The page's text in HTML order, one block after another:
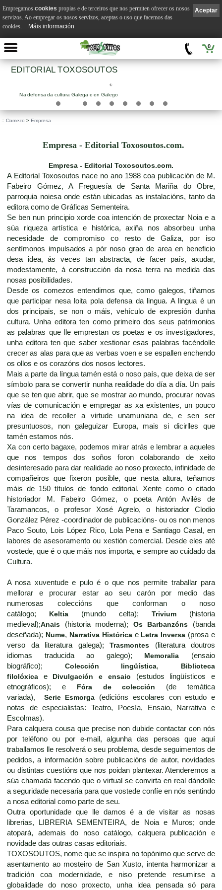
0
EDITORIAL TOXOSOUTOS
Na defensa da cultura Galega e en Galego
:: Comezo > Empresa
Empresa - Editorial Toxosoutos.com.
Empresa - Editorial Toxosoutos.com.
A Editorial Toxosoutos nace no ano 1988 coa publicación de M.
Fabeiro Gómez, A Freguesía de Santa Mariña do Obre,
parroquia noiesa onde están ubicadas as instalacións, tanto da
editora como de Gráficas Sementeira.
Se ben nun principio xorde coa intención de proxectar Noia e a
súa riqueza artística e histórica, axiña nos absorbeu unha
necesidade de compromiso co resto de Galiza, por iso
sentímonos impulsados a pór noso grao de area en beneficio
desa idea, ás veces tan abstracta, de facer país, axudar,
modestamente, á construcción da nosa terra na medida das
nosas posibilidades.
Desde os comezos entendimos que, como galegos, tiñamos
que participar nesa loita pola defensa da lingua. A lingua é un
dos principais, se non o máis, vehículo de expresión dunha
cultura. Unha editora ten como primeiro dos seus patrimonios
as palabras que lle emprestan os poetas e os investigadores,
unha editora ten que saber xestionar esas palabras facéndolle
crecer as alas para que as verbas voen e se espallen enchendo
os ollos e os corazóns dos nosos lectores.
Mais a parte da língua tamén está o noso país, que deixa de ser
símbolo para se convertir nunha realidade do día a día. Un país
que se ten que abrir, que se mostrar ao mundo, procurar novas
vías de comunicación e empregar as xa existentes, un pouco
na idea de recoller a virtude unamuniana de, e sen ser
presuntuosos, non galeguizar Europa, mais si dicirlles que
tamén estamos nós.
Xa con certo bagaxe, podemos mirar atrás e lembrar a aqueles
que nos tempos dos soños foron colaborando de xeito
desinteresado para dar realidade ao noso proxecto, infinidade de
compañeiros que fixeron posible, que nesta altura, teñamos
máis de 150 títulos de fondo editorial. Xente como o citado
historiador M. Fabeiro Gómez, o poeta Antón Avilés de
Taramancos, o profesor Xosé Agrelo, o historiador Clodio
González Pérez -coordinador de publicacións- ou os non menos
Paco Souto, Lois López Rico, Lola Pena e Santiago Casal, en
labores de asesoramento ou xestión comercial. Desde eles até
vostede, que é o que máis nos importa, e sempre ao cuidado da
Cultura.
A nosa xuventude e pulo é o que nos permite traballar para
mellorar e procurar estar ao seu carón por medio das
numerosas coleccións que conforman o noso
catálogo; Keltia (mundo celta); Trivium (historia
medieval);Anais (historia moderna); Os Barbanzóns (banda
deseñada); Nume, Narrativa Históricae Letra Inversa (prosa e
verso da literatura galega); Trasmontes (literatura doutros
idiomas traducida ao galego); Memoralia (ensaio
biográfico); Colección lingüística, Biblioteca
filolóxica e Divulgación e ensaio (estudos lingüísticos e
etnográficos); e Fóra de colección (de temática
variada), Serie Esmorga (edicións escolares con estudo e
notas de especialistas: Teatro, Poesía, Ensaio, Narrativa e
Escolmas).
Para calquera cousa que precise non dubide contactar con nós
por teléfono ou por e-mail, algunha das persoas que aquí
traballamos lle resolverá o seu problema, desde seguimentos de
pedidos, a información sobre publicacións de autor, novidades
ou distintas cuestións que nos poidan plantexar. Atenderemos a
súa chamada facendo que o virtual se convirta en real dándolle
a seguridade necesaria para que vostede confíe en nós sentindo
a nosa editorial como parte de seu.
Outra oportunidade que lle damos é a de visitar as nosas
librerias, LIBRERIA SEMENTEIRA, de Noia e Muros; onde
atopará, ademais do noso catálogo, calquera publicación e
novidade das outras casas editoriais.
TOXOSOUTOS, nome que se inspira no topónimo que serve de
asentamento ao mosteiro de San Xusto, intenta harmonizar a
tradición coa modernidade, e niso pretende resumirse a
globalidade do noso proxecto, unha idea pensada só para
Aceptar
Empregamos cookies propias e de terceiros que nos permiten ofrecer os nosos
servizos. Ao empregar os nosos servizos, aceptas o uso que facemos das
cookies.
Máis información